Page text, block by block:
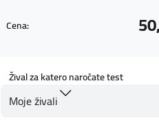
Cena:
Žival za katero naročate test
Moje živali